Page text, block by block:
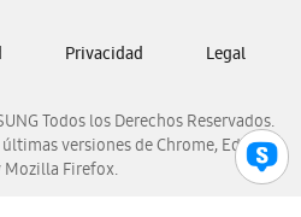
Venezuela
Todos los Derechos Reservados.
versiones de Chrome, Edge,
Mozilla Firefox.
Privacidad Legal